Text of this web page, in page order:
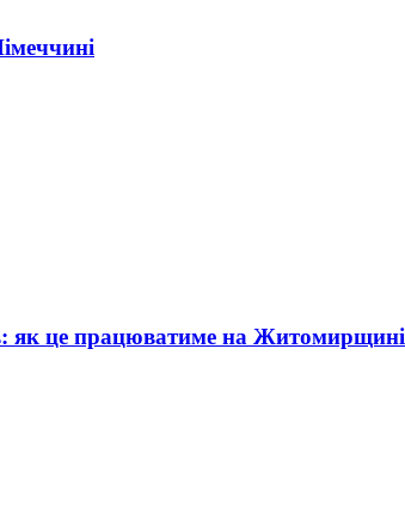
як це працюватиме на Житомирщині